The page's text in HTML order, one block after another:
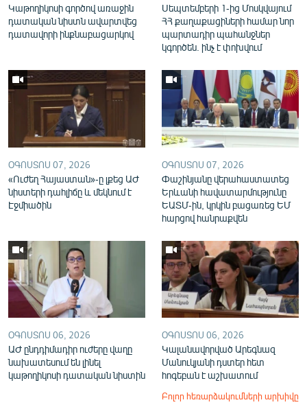
English
Русский
ՀԵՏԵՎԵՔ ՄԵԶ
«Ազատության» բոլոր կայքերը
Կաթողիկոսի գործով առաջին
դատական նիստն ավարտվեց
դատավորի ինքնաբացարկով
Սեպտեմբերի 1-ից Մոսկվայում
ՀՀ քաղաքացիների համար նոր
պարտադիր պահանջներ
կգործեն. ինչ է փոխվում
ՕԳՈՍՏՈՍ 07, 2026
«Ուժեղ Հայաստան»-ը լքեց ԱԺ
նիստերի դահլիճը և մեկնում է
Էջմիածին
ՕԳՈՍՏՈՍ 07, 2026
Փաշինյանը վերահաստատեց
Երևանի հավատարմությունը
ԵԱՏՄ-ին, կրկին բացառեց ԵՄ
հարցով հանրաքվեն
ՕԳՈՍՏՈՍ 06, 2026
ԱԺ ընդդիմադիր ուժերը վաղը
նախատեսում են լինել
կաթողիկոսի դատական նիստին
ՕԳՈՍՏՈՍ 06, 2026
Կալանավորված Արեգնազ
Մանուկյանի դստեր հետ
հոգեբան է աշխատում
Բոլոր հեռարձակումների արխիվը